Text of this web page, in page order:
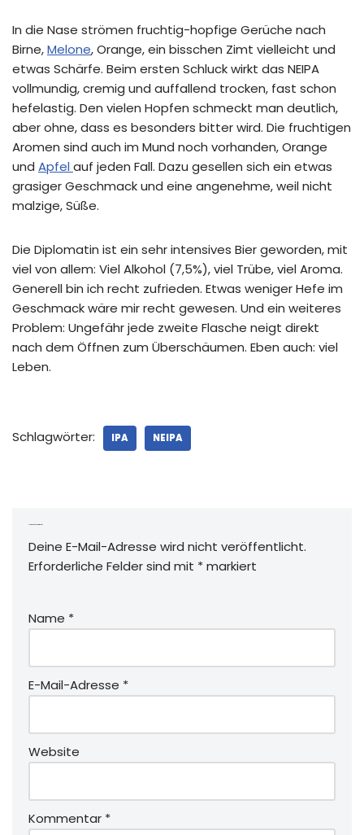
In die Nase strömen fruchtig-hopfige Gerüche nach
Birne,Melone, Orange, ein bisschen Zimt vielleicht und
etwas Schärfe. Beim ersten Schluck wirkt das NEIPA
vollmundig, cremig und auffallend trocken, fast schon
hefelastig. Den vielen Hopfen schmeckt man deutlich,
aber ohne, dass es besonders bitter wird. Die fruchtigen
Aromen sind auch im Mund noch vorhanden, Orange
und Apfel auf jeden Fall. Dazu gesellen sich ein etwas
grasiger Geschmack und eine angenehme, weil nicht
malzige, Süße.
Die Diplomatin ist ein sehr intensives Bier geworden, mit
viel von allem: Viel Alkohol (7,5%), viel Trübe, viel Aroma.
Generell bin ich recht zufrieden. Etwas weniger Hefe im
Geschmack wäre mir recht gewesen. Und ein weiteres
Problem: Ungefähr jede zweite Flasche neigt direkt
nach dem Öffnen zum Überschäumen. Eben auch: viel
Leben.
Schlagwörter: IPA NEIPA
Deine E-Mail-Adresse wird nicht veröffentlicht.
Erforderliche Felder sind mit *markiert
Name *
E-Mail-Adresse *
Website
Kommentar *